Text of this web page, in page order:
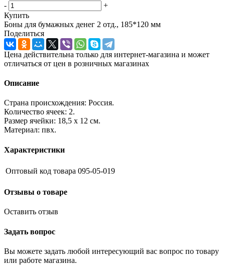
-
+
Купить
Боны для бумажных денег 2 отд., 185*120 мм
Поделиться
Цена действительна только для интернет-магазина и может
отличаться от цен в розничных магазинах
Описание
Страна происхождения: Россия.
Количество ячеек: 2.
Размер ячейки: 18,5 х 12 см.
Материал: пвх.
Характеристики
Оптовый код товара 095-05-019
Отзывы о товаре
Оставить отзыв
Задать вопрос
Вы можете задать любой интересующий вас вопрос по товару
или работе магазина.